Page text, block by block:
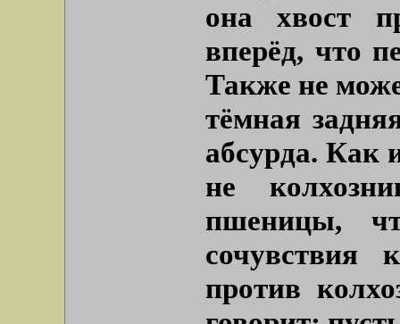
она хвост
вперёд, что
Также не
тёмная
абсурда. Как
не
пшеницы,
сочувствия
против